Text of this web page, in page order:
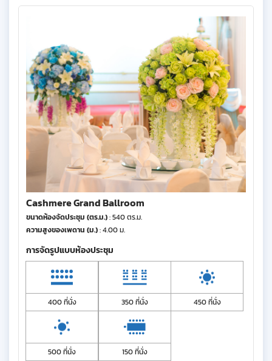
Cashmere Grand Ballroom
ขนาดห้องจัดประชุม (ตร.ม.): 540 ตร.ม.
ความสูงของเพดาน (ม.): 4.00 ม.
การจัดรูปแบบห้องประชุม
400 ที่นั่ง 350 ที่นั่ง 450 ที่นั่ง
500 ที่นั่ง 150 ที่นั่ง